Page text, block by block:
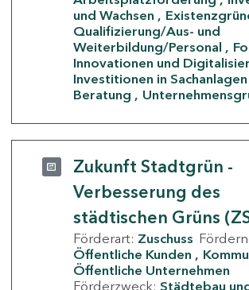
und Wachsen
Qualifizierung/Aus- und
Weiterbildung/Personal
Innovationen und
Investitionen in
Beratung
Zukunft Stadtgrün -
Verbesserung des
städtischen Grüns
Förderart: Zuschuss
Öffentliche Kunden
Öffentliche Unternehmen
Förderzweck: Städtebau